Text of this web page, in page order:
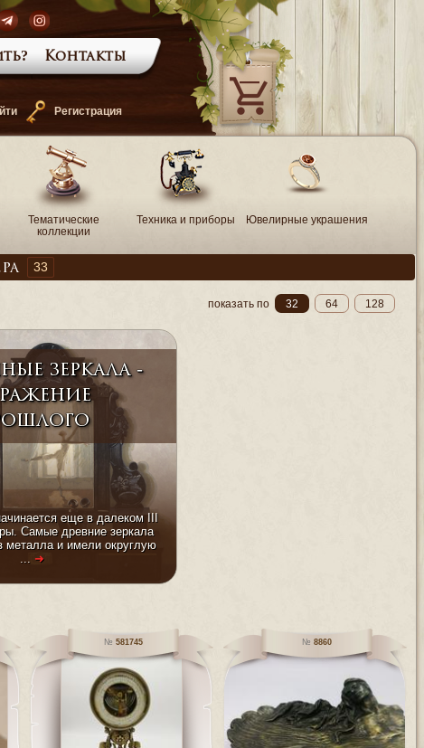
Регистрация
Контакты
—
Тематические
коллекции
Техника и приборы Ювелирные украшения
33
показать по 32 64 128
зеркала -
еще в далеком III
Самые древние зеркала
металла и имели округлую
... ➜
581745 8860